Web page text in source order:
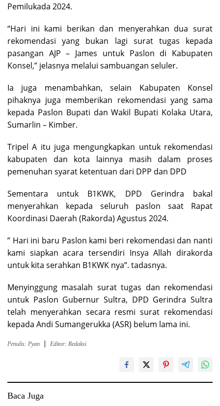
Pemilukada 2024.
“Hari ini kami berikan dan menyerahkan dua surat
rekomendasi yang bukan lagi surat tugas kepada
pasangan AJP – James untuk Paslon di Kabupaten
Konsel,” jelasnya melalui sambuangan seluler.
Ia juga menambahkan, selain Kabupaten Konsel
pihaknya juga memberikan rekomendasi yang sama
kepada Paslon Bupati dan Wakil Bupati Kolaka Utara,
Sumarlin – Kimber.
Tripel A itu juga mengungkapkan untuk rekomendasi
kabupaten dan kota lainnya masih dalam proses
pemenuhan syarat ketentuan dari DPP dan DPD
Sementara untuk B1KWK, DPD Gerindra bakal
menyerahkan kepada seluruh paslon saat Rapat
Koordinasi Daerah (Rakorda) Agustus 2024.
” Hari ini baru Paslon kami beri rekomendasi dan nanti
kami siapkan acara tersendiri Insya Allah dirakorda
untuk kita serahkan B1KWK nya”. tadasnya.
Menyinggung masalah surat tugas dan rekomendasi
untuk Paslon Gubernur Sultra, DPD Gerindra Sultra
telah menyerahkan secara resmi surat rekomendasi
kepada Andi Sumangerukka (ASR) belum lama ini.
Penulis: Pyan Editor: Redaksi
Baca Juga